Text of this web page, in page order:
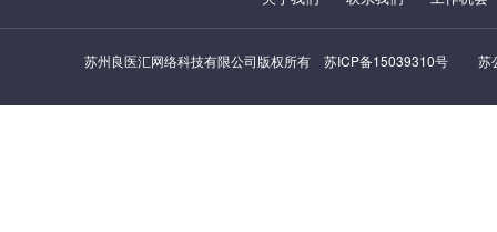
苏州良医汇网络科技有限公司版权所有 苏ICP备15039310号 苏